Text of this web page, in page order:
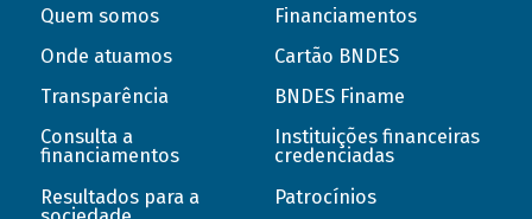
Quem somos
Onde atuamos
Transparência
Consulta a
financiamentos
Resultados para a
Financiamentos
Cartão BNDES
BNDES Finame
Instituições financeiras
credenciadas
Patrocínios